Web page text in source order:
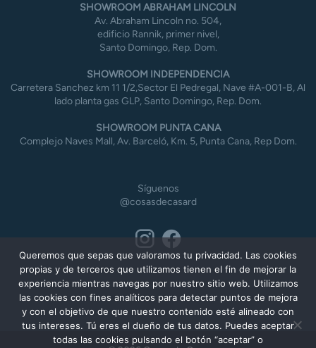
SHOWROOM ABRAHAM LINCOLN
Av. Abraham Lincoln no. 504,
edificio Rannik, primer nivel,
Santo Domingo, Rep. Dom.
SHOWROOM INDEPENDENCIA
Carretera Sanchez km 11 1/2,Sector El Pedregal, Nave #A-001-B, Al
lado planta gas GLP, Santo Domingo, Rep. Dom.
SHOWROOM PUNTA CANA
Complejo Naves Mall, Av. Barceló, Km. 5, Punta Cana, Rep Dom.
Síguenos
@cosasdecasard
Queremos que sepas que valoramos tu privacidad. Las cookies
propias y de terceros que utilizamos tienen el fin de mejorar la
experiencia mientras navegas por nuestro sitio web. Utilizamos
las cookies con fines analíticos para detectar puntos de mejora
y con el objetivo de que nuestro contenido esté alineado con
tus intereses. Tú eres el dueño de tus datos. Puedes aceptar
todas las cookies pulsando el botón “aceptar” o